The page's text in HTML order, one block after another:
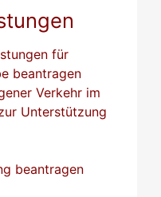
für
beantragen
Verkehr im
Unterstützung
beantragen